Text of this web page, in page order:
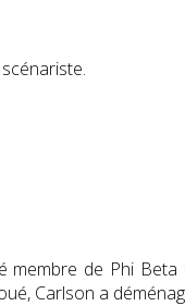
membre de Phi
Carlson a